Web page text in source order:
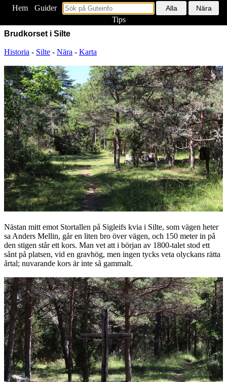
Hem
Guider
Tips
Brudkorset i Silte
Historia - Silte - Nära - Karta
Nästan mitt emot Stortallen på Sigleifs kvia i Silte, som vägen heter
sa Anders Mellin, går en liten bro över vägen, och 150 meter in på
den stigen står ett kors. Man vet att i början av 1800-talet stod ett
sånt på platsen, vid en gravhög, men ingen tycks veta olyckans rätta
årtal; nuvarande kors är inte så gammalt.